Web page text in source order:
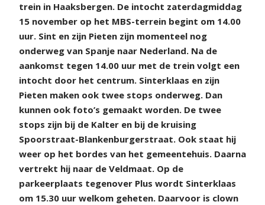
trein in Haaksbergen. De intocht zaterdagmiddag
15 november op het MBS-terrein begint om 14.00
uur. Sint en zijn Pieten zijn momenteel nog
onderweg van Spanje naar Nederland. Na de
aankomst tegen 14.00 uur met de trein volgt een
intocht door het centrum. Sinterklaas en zijn
Pieten maken ook twee stops onderweg. Dan
kunnen ook foto’s gemaakt worden. De twee
stops zijn bij de Kalter en bij de kruising
Spoorstraat-Blankenburgerstraat. Ook staat hij
weer op het bordes van het gemeentehuis. Daarna
vertrekt hij naar de Veldmaat. Op de
parkeerplaats tegenover Plus wordt Sinterklaas
om 15.30 uur welkom geheten. Daarvoor is clown